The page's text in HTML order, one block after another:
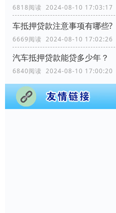
6818阅读 2024-08-10 17:03:17
车抵押贷款注意事项有哪些?
6669阅读 2024-08-10 17:02:26
汽车抵押贷款能贷多少年？
6840阅读 2024-08-10 17:00:20